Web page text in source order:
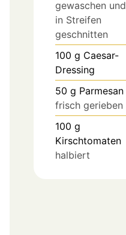
gewaschen und
in Streifen
geschnitten
100 g Caesar-
Dressing
50 g Parmesan
frisch gerieben
100 g
Kirschtomaten
halbiert